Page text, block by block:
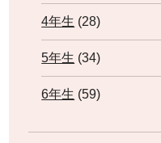
4年生 (28)
5年生 (34)
6年生 (59)